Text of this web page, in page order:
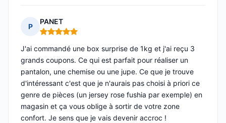
P
PANET
Note : 5 sur 5
J'ai commandé une box surprise de 1kg et j'ai reçu 3
grands coupons. Ce qui est parfait pour réaliser un
pantalon, une chemise ou une jupe. Ce que je trouve
d'intéressant c'est que je n'aurais pas choisi à priori ce
genre de pièces (un jersey rose fushia par exemple) en
magasin et ça vous oblige à sortir de votre zone
confort. Je sens que je vais devenir accroc !